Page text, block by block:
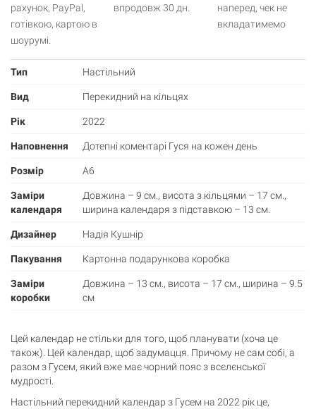
рахунок, PayPal,
готівкою, картою в
шоурумі.
впродовж 30 дн.
наперед, чек не
вкладатимемо
Тип Настільний
Вид Перекидний на кільцях
Рік 2022
Наповнення Дотепні коментарі Гуся на кожен день
Розмір А6
Заміри
календаря
Довжина – 9 см., висота з кільцями – 17 см.,
ширина календаря з підставкою – 13 см.
Дизайнер Надія Кушнір
Пакування Картонна подарункова коробка
Заміри
коробки
Довжина – 13 см., висота – 17 см., ширина – 9.5
см
Цей календар не стільки для того, щоб планувати (хоча це
також). Цей календар, щоб задумацця. Причому не сам собі, а
разом з Гусем, який вже має чорний пояс з всєлєнської
мудрості.
Настільний перекидний календар з Гусем на 2022 рік це,